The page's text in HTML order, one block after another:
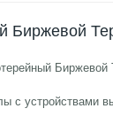
Биржевой
с устройствами